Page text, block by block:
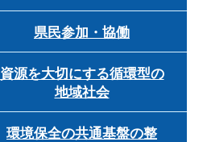
県民参加・協働
資源を大切にする循環型の
地域社会
環境保全の共通基盤の整